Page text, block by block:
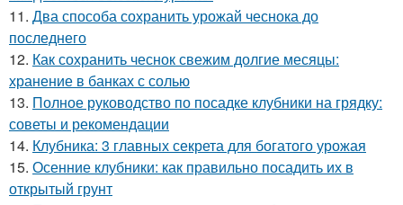
11. Два способа сохранить урожай чеснока до
последнего
12. Как сохранить чеснок свежим долгие месяцы:
хранение в банках с солью
13. Полное руководство по посадке клубники на грядку:
советы и рекомендации
14. Клубника: 3 главных секрета для богатого урожая
15. Осенние клубники: как правильно посадить их в
открытый грунт